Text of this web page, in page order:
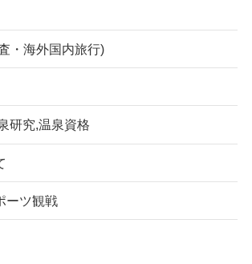
・海外国内旅行)
研究,温泉資格
ーツ観戦